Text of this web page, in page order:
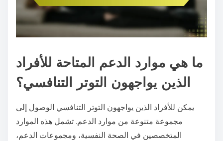
ما هي موارد الدعم المتاحة للأفراد
الذين يواجهون التوتر التنافسي؟
يمكن للأفراد الذين يواجهون التوتر التنافسي الوصول إلى
مجموعة متنوعة من موارد الدعم. تشمل هذه الموارد
المتخصصين في الصحة النفسية، ومجموعات الدعم،